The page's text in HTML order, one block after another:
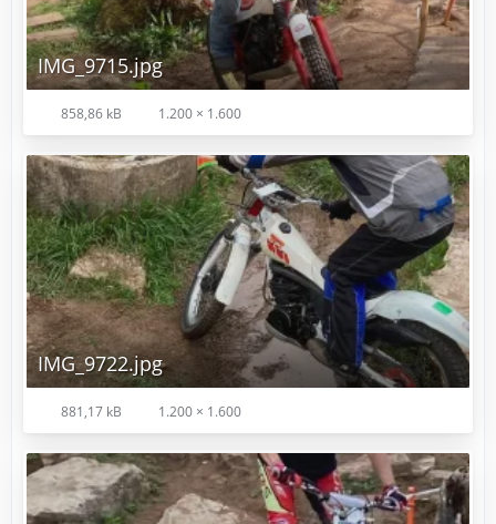
IMG_9715.jpg
858,86 kB 1.200 × 1.600
IMG_9722.jpg
881,17 kB 1.200 × 1.600